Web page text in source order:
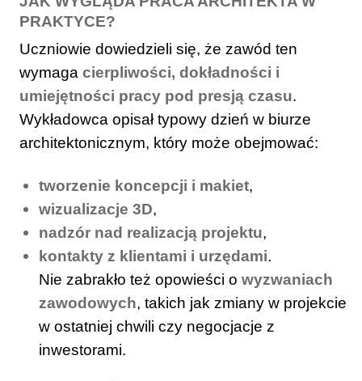
PRAKTYCE?
Uczniowie dowiedzieli się, że zawód ten
wymaga cierpliwości, dokładności i
umiejętności pracy pod presją czasu.
Wykładowca opisał typowy dzień w biurze
architektonicznym, który może obejmować:
tworzenie koncepcji i makiet,
wizualizacje 3D,
nadzór nad realizacją projektu,
kontakty z klientami i urzędami.
Nie zabrakło też opowieści o wyzwaniach
zawodowych, takich jak zmiany w projekcie
w ostatniej chwili czy negocjacje z
inwestorami.